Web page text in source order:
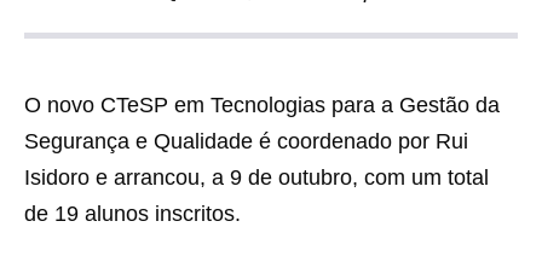
O novo CTeSP em Tecnologias para a Gestão da
Segurança e Qualidade é coordenado por Rui
Isidoro e arrancou, a 9 de outubro, com um total
de 19 alunos inscritos.